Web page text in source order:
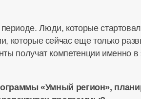
Люди, которые
которые сейчас еще только
получат компетенции именно в
«Умный регион»,